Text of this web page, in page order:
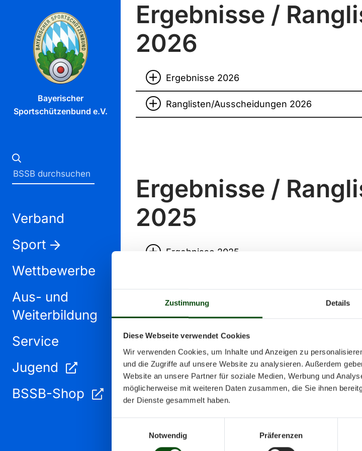
Zustimmung Details
Diese Webseite verwendet Cookies
Wir verwenden Cookies, um Inhalte und Anzeigen zu
und die Zugriffe auf unsere Website zu analysieren. Außerdem
Website an unsere Partner für soziale Medien, Werbung und
möglicherweise mit weiteren Daten zusammen, die Sie ihnen
der Dienste gesammelt haben.
Notwendig
Präferenzen
Bayerischer
Sportschützenbund e.V.
Verband
Sport
Wettbewerbe
Aus- und
Weiterbildung
Service
Jugend
BSSB-Shop
Ergebnisse /
2026
Ergebnisse 2026
Ranglisten/Ausscheidungen 2026
Ergebnisse /
2025
Ergebnisse 2025
Ergebnisse / Ranglisten
Ergebnisse 2024
Ranglisten und Ausscheidungen 2024